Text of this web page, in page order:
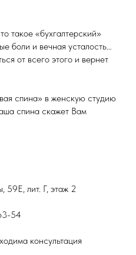
такое «бухгалтерский»
боли и вечная усталость…
от всего этого и вернет
спина» в женскую студию
спина скажет Вам
59Е, лит. Г, этаж 2
54
консультация